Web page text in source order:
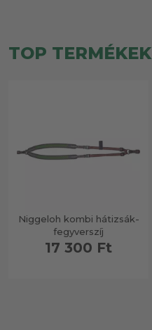
TOP TERMÉKEK
Niggeloh kombi hátizsák-
fegyverszíj
17 300 Ft